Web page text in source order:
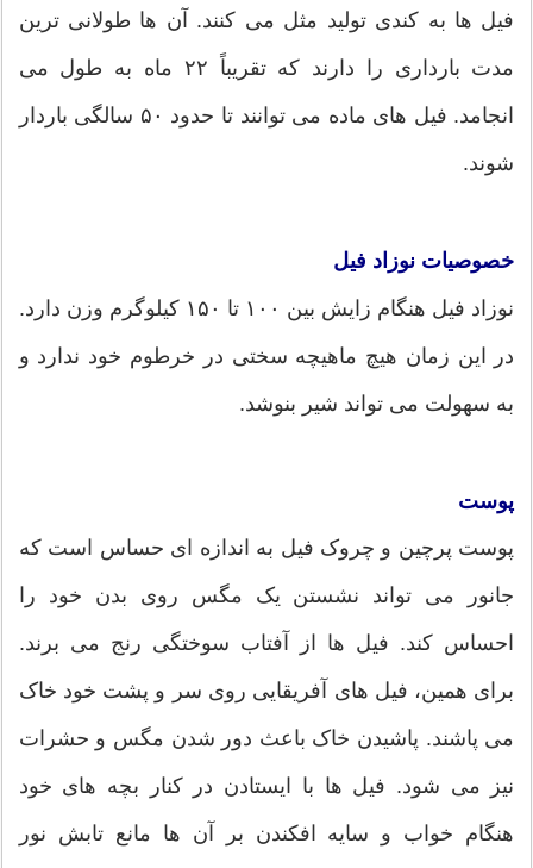
فیل ها به کندی تولید مثل می کنند. آن ها طولانی ترین
مدت بارداری را دارند که تقریباً ۲۲ ماه به طول می
انجامد. فیل های ماده می توانند تا حدود ۵۰ سالگی باردار
شوند.
خصوصیات نوزاد فیل
نوزاد فیل هنگام زایش بین ۱۰۰ تا ۱۵۰ کیلوگرم وزن دارد.
در این زمان هیچ ماهیچه سختی در خرطوم خود ندارد و
به سهولت می تواند شیر بنوشد.
پوست
پوست پرچین و چروک فیل به اندازه ای حساس است که
جانور می تواند نشستن یک مگس روی بدن خود را
احساس کند. فیل ها از آفتاب سوختگی رنج می برند.
برای همین، فیل های آفریقایی روی سر و پشت خود خاک
می پاشند. پاشیدن خاک باعث دور شدن مگس و حشرات
نیز می شود. فیل ها با ایستادن در کنار بچه های خود
هنگام خواب و سایه افکندن بر آن ها مانع تابش نور